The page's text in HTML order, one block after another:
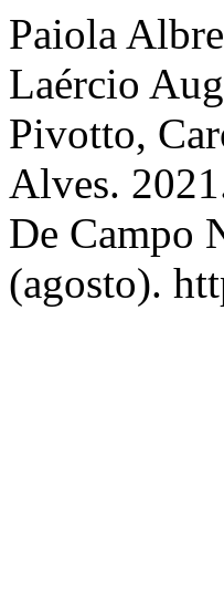
Paiola
Laércio
Pivotto,
Alves.
De Campo
(agosto).